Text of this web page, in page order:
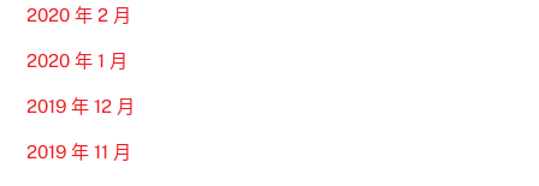
2020 年 2 月
2020 年 1 月
2019 年 12 月
2019 年 11 月